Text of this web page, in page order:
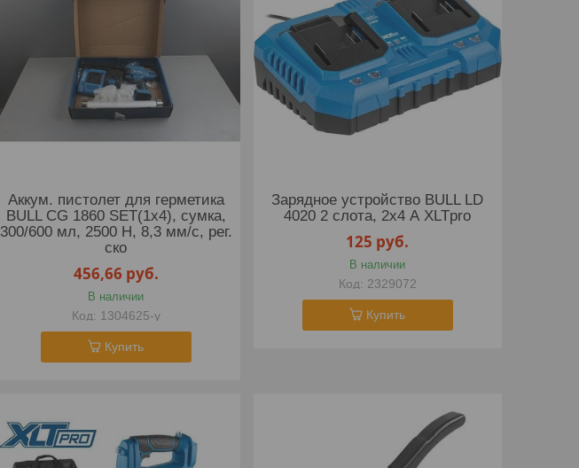
Аккум. пистолет для герметика
BULL CG 1860 SET(1х4), сумка,
300/600 мл, 2500 Н, 8,3 мм/с, рег.
ско
456,66 руб.
В наличии
1304625-у
Купить
Зарядное устройство BULL LD
4020 2 слота, 2х4 А XLTpro
125 руб.
В наличии
2329072
Купить